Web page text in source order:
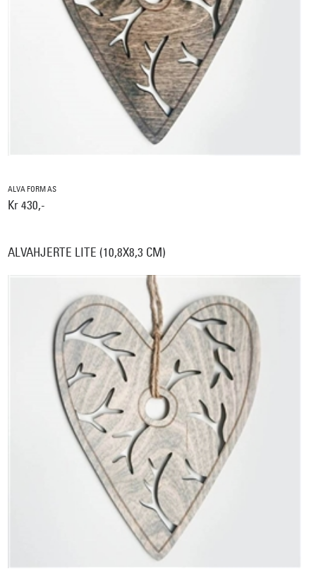
ALVA FORM AS
Kr 430,-
ALVAHJERTE LITE (10,8X8,3 CM)